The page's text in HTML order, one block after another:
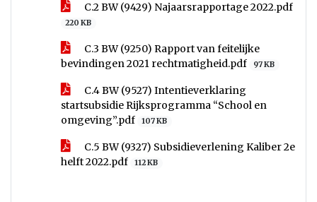
C.2 BW (9429) Najaarsrapportage 2022.pdf
220 KB
C.3 BW (9250) Rapport van feitelijke
bevindingen 2021 rechtmatigheid.pdf
97 KB
C.4 BW (9527) Intentieverklaring
startsubsidie Rijksprogramma “School en
omgeving”.pdf
107 KB
C.5 BW (9327) Subsidieverlening Kaliber 2e
helft 2022.pdf
112 KB